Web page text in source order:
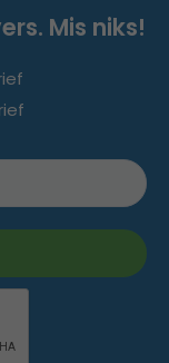
Mis niks!